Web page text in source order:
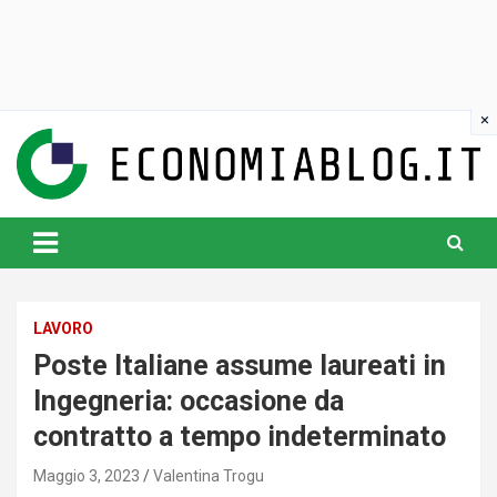
content
www.economiablog.it
LAVORO
Poste Italiane assume laureati in
Ingegneria: occasione da
contratto a tempo indeterminato
Maggio 3, 2023 Valentina Trogu